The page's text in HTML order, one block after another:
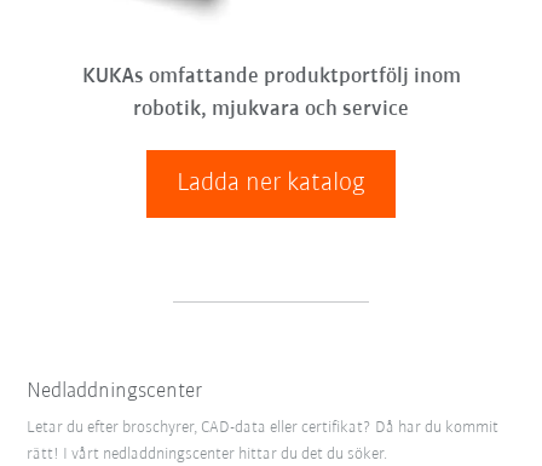
KUKAs omfattande produktportfölj inom
robotik, mjukvara och service
Ladda ner katalog
Nedladdningscenter
Letar du efter broschyrer, CAD-data eller certifikat? Då har du kommit
rätt! I vårt nedladdningscenter hittar du det du söker.